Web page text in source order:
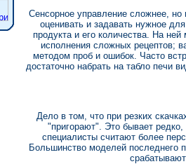
Сенсорное управление сложнее, но
оценивать и задавать нужное
продукта и его количества. На
исполнения сложных рецептов;
методом проб и ошибок. Часто
достаточно набрать на табло печи
Дело в том, что при резких
"пригорают". Это бывает
специалисты считают более
Большинство моделей последнего